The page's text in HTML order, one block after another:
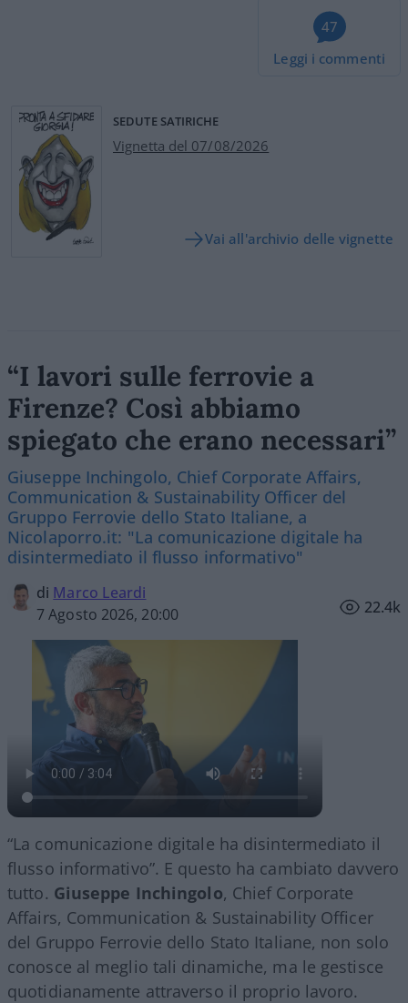
47
Leggi i commenti
SEDUTE SATIRICHE
Vignetta del 07/08/2026
Vai all'archivio delle vignette
“I lavori sulle ferrovie a
Firenze? Così abbiamo
spiegato che erano necessari”
Giuseppe Inchingolo, Chief Corporate Affairs,
Communication & Sustainability Officer del
Gruppo Ferrovie dello Stato Italiane, a
Nicolaporro.it: "La comunicazione digitale ha
disintermediato il flusso informativo"
di Marco Leardi
7 Agosto 2026, 20:00
22.4k
“La comunicazione digitale ha disintermediato il
flusso informativo”. E questo ha cambiato davvero
tutto. Giuseppe Inchingolo, Chief Corporate
Affairs, Communication & Sustainability Officer
del Gruppo Ferrovie dello Stato Italiane, non solo
conosce al meglio tali dinamiche, ma le gestisce
quotidianamente attraverso il proprio lavoro.